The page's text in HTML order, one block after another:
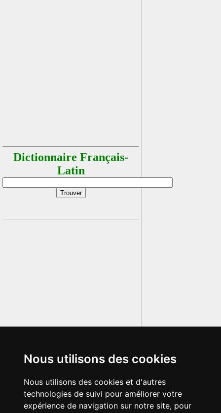
Nous utilisons des cookies
Nous utilisons des cookies et d'autres
technologies de suivi pour améliorer votre
expérience de navigation sur notre site, pour
Dictionnaire Français-
Latin